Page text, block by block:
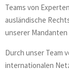
Teams von
ausländische
unserer Mandanten
Durch unser Team
internationalen